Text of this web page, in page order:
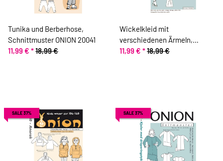
Tunika und Berberhose,
Schnittmuster ONION 20041
11,99 € *18,99 €
Wickelkleid mit
verschiedenen Ärmeln,
Schnittmuster ONION 2037
11,99 € *18,99 €
SALE 37% SALE 37%